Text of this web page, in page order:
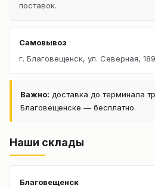
поставок.
Самовывоз
г. Благовещенск, ул. Северная, 189
Важно: доставка до терминала
Благовещенске — бесплатно.
Наши склады
Благовещенск